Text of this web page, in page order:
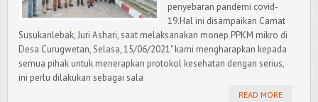
penyebaran pandemi covid-
19.Hal ini disampaikan Camat
Susukanlebak, Juri Ashari, saat melaksanakan monep PPKM mikro di
Desa Curugwetan, Selasa, 15/06/2021" kami mengharapkan kepada
semua pihak untuk menerapkan protokol kesehatan dengan serius,
ini perlu dilakukan sebagai sala
READ MORE